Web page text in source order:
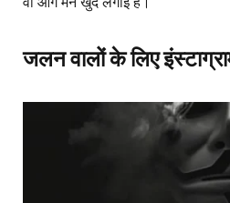
जलन वालों के लिए